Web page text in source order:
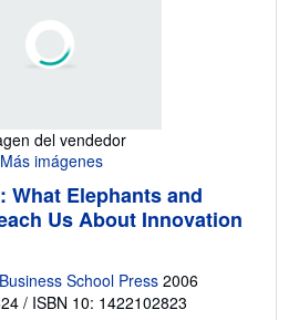
del vendedor
Más imágenes
What Elephants and
Us About Innovation
School Press 2006
/ ISBN 10: 1422102823